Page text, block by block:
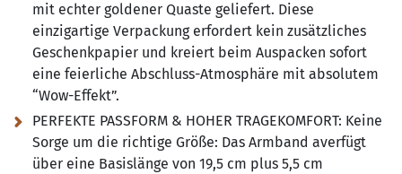
mit echter goldener Quaste geliefert. Diese
einzigartige Verpackung erfordert kein zusätzliches
Geschenkpapier und kreiert beim Auspacken sofort
eine feierliche Abschluss-Atmosphäre mit absolutem
“Wow-Effekt”.
PERFEKTE PASSFORM & HOHER TRAGEKOMFORT: Keine
Sorge um die richtige Größe: Das Armband averfügt
über eine Basislänge von 19,5 cm plus 5,5 cm